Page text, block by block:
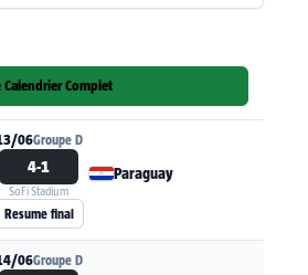
Calendrier Complet
Voir la fiche du match États-Unis - Paraguay
06Groupe D
4-1
SoFi Stadium
Paraguay
Resume final
06Groupe D